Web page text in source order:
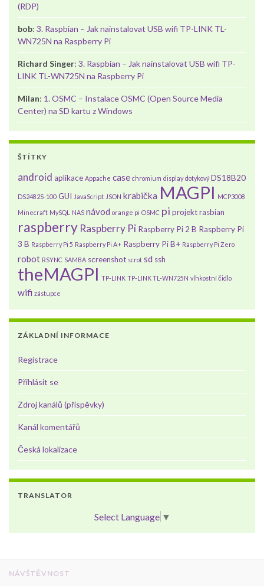
(RDP)
bob: 3. Raspbian – Jak nainstalovat USB wifi TP-LINK TL-
WN725N na Raspberry Pi
Richard Singer: 3. Raspbian – Jak nainstalovat USB wifi TP-
LINK TL-WN725N na Raspberry Pi
Milan: 1. OSMC – Instalace OSMC (Open Source Media
Center) na SD kartu z Windows
ŠTÍTKY
android aplikace Appache case chromium display dotykový DS18B20
DS2482S-100 GUI JavaScript JSON krabička MAGPI MCP3008
Minecraft MySQL NAS návod orange pi OSMC pi projektrasbian
raspberry Raspberry Pi Raspberry Pi 2 B Raspberry Pi
3 B Raspberry Pi 5 Raspberry Pi A+ Raspberry Pi B+ Raspberry Pi Zero
robot RSYNC SAMBA screenshot scrot sd ssh
theMAGPI TP-LINK TP-LINK TL-WN725N vlhkostní čidlo
wifi zástupce
ZÁKLADNÍ INFORMACE
Registrace
Přihlásit se
Zdroj kanálů (příspěvky)
Kanál komentářů
Česká lokalizace
TRANSLATOR
Select Language ▼
NÁVŠTĚVNOST